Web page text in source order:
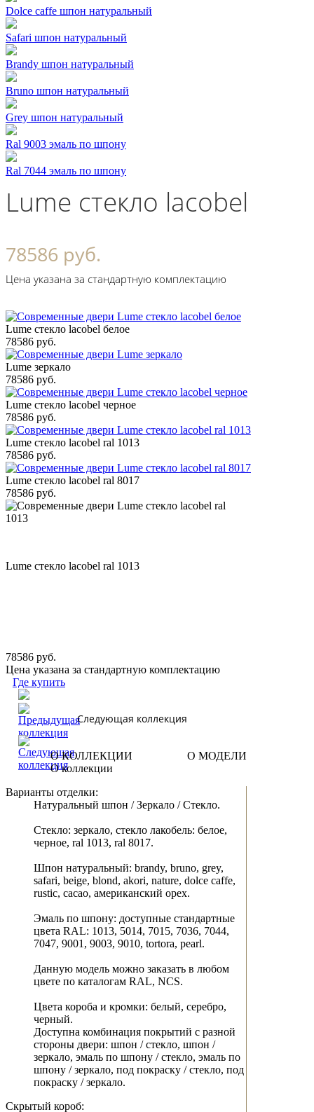
Dolce caffe шпон натуральный
Safari шпон натуральный
Brandy шпон натуральный
Bruno шпон натуральный
Grey шпон натуральный
Ral 9003 эмаль по шпону
Ral 7044 эмаль по шпону
Lume стекло lacobel ral
78586 руб.
Цена указана за стандартную комплектацию
Lume стекло lacobel белое
78586 руб.
Lume зеркало
78586 руб.
Lume стекло lacobel черное
78586 руб.
Lume стекло lacobel ral 1013
78586 руб.
Lume стекло lacobel ral 8017
78586 руб.
Lume стекло lacobel ral 1013
78586 руб.
Цена указана за стандартную комплектацию
Где купить
Следующая коллекция
О КОЛЛЕКЦИИ
О МОДЕЛИ
О коллекции
Варианты отделки:
Натуральный шпон / Зеркало / Стекло.
Стекло: зеркало, стекло лакобель: белое,
черное, ral 1013, ral 8017.
Шпон натуральный: brandy, bruno, grey,
safari, beige, blond, akori, nature, dolce caffe,
rustic, cacao, американский орех.
Эмаль по шпону: доступные стандартные
цвета RAL: 1013, 5014, 7015, 7036, 7044,
7047, 9001, 9003, 9010, tortora, pearl.
Данную модель можно заказать в любом
цвете по каталогам RAL, NCS.
Цвета короба и кромки: белый, серебро,
черный.
Доступна комбинация покрытий с разной
стороны двери: шпон / стекло, шпон /
зеркало, эмаль по шпону / стекло, эмаль по
шпону / зеркало, под покраску / стекло, под
покраску / зеркало.
Скрытый короб: